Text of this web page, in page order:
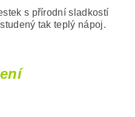
s přírodní sladkostí
tak teplý nápoj.